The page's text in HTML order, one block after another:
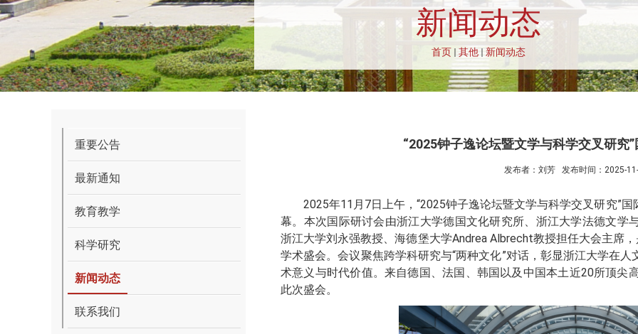
新闻动态
首页 其他 新闻动态
重要公告
最新通知
教育教学
科学研究
新闻动态
联系我们
“2025钟子逸论坛暨文学与科学交叉研究
发布者：刘芳 发布时间：2025-
2025年11月7日上午，“2025钟子逸论坛暨文学与科学交叉研究”
幕。本次国际研讨会由浙江大学德国文化研究所、浙江大学法德文学
浙江大学刘永强教授、海德堡大学Andrea Albrecht教授担任大会主席
学术盛会。会议聚焦跨学科研究与“两种文化”对话，彰显浙江大学在
术意义与时代价值。来自德国、法国、韩国以及中国本土近20所顶尖
此次盛会。